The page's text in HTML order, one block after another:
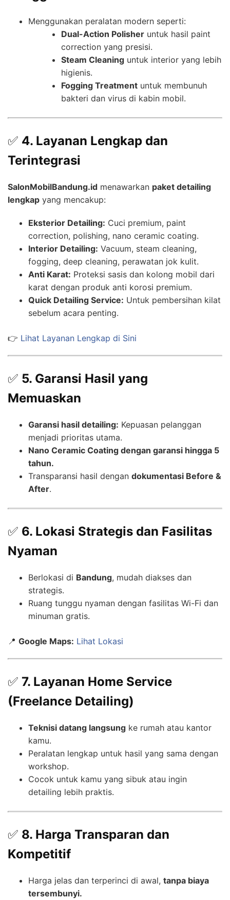
Menggunakan peralatan modern seperti:
Dual-Action Polisher untuk hasil paint
correction yang presisi.
Steam Cleaning untuk interior yang lebih
higienis.
Fogging Treatment untuk membunuh
bakteri dan virus di kabin mobil.
✅ 4. Layanan Lengkap dan
Terintegrasi
SalonMobilBandung.id menawarkan paket detailing
lengkap yang mencakup:
Eksterior Detailing: Cuci premium, paint
correction, polishing, nano ceramic coating.
Interior Detailing: Vacuum, steam cleaning,
fogging, deep cleaning, perawatan jok kulit.
Anti Karat: Proteksi sasis dan kolong mobil dari
karat dengan produk anti korosi premium.
Quick Detailing Service: Untuk pembersihan kilat
sebelum acara penting.
👉 Lihat Layanan Lengkap di Sini
✅ 5. Garansi Hasil yang
Memuaskan
Garansi hasil detailing: Kepuasan pelanggan
menjadi prioritas utama.
Nano Ceramic Coating dengan garansi hingga 5
tahun.
Transparansi hasil dengan dokumentasi Before &
After.
✅ 6. Lokasi Strategis dan Fasilitas
Nyaman
Berlokasi di Bandung, mudah diakses dan
strategis.
Ruang tunggu nyaman dengan fasilitas Wi-Fi dan
minuman gratis.
📍 Google Maps: Lihat Lokasi
✅ 7. Layanan Home Service
(Freelance Detailing)
Teknisi datang langsung ke rumah atau kantor
kamu.
Peralatan lengkap untuk hasil yang sama dengan
workshop.
Cocok untuk kamu yang sibuk atau ingin
detailing lebih praktis.
✅ 8. Harga Transparan dan
Kompetitif
Harga jelas dan terperinci di awal, tanpa biaya
tersembunyi.